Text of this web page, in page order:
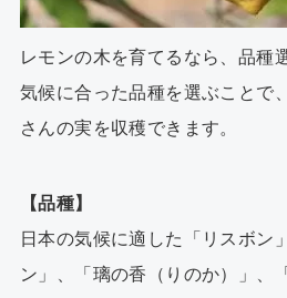
レモンの木を育てるなら、品種
気候に合った品種を選ぶことで
さんの実を収穫できます。
【品種】
日本の気候に適した「リスボン
ン」、「璃の香（りのか）」、